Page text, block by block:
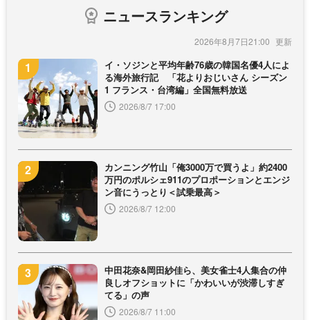
ニュースランキング
2026年8月7日21:00
イ・ソジンと平均年齢76歳の韓国名優4人によ
る海外旅行記 「花よりおじいさん シーズン
1 フランス・台湾編」全国無料放送
2026/8/7 17:00
カンニング竹山「俺3000万で買うよ」約2400
万円のポルシェ911のプロポーションとエンジ
ン音にうっとり＜試乗最高＞
2026/8/7 12:00
中田花奈&岡田紗佳ら、美女雀士4人集合の仲
良しオフショットに「かわいいが渋滞しすぎ
てる」の声
2026/8/7 11:00